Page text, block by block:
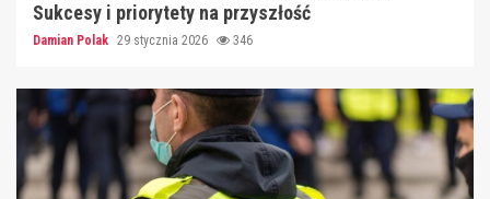
Sukcesy i priorytety na przyszłość
Damian Polak 29 stycznia 2026 346